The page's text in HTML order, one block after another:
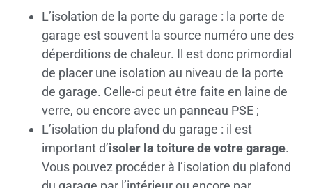
L’isolation de la porte du garage : la porte de
garage est souvent la source numéro une des
déperditions de chaleur. Il est donc primordial
de placer une isolation au niveau de la porte
de garage. Celle-ci peut être faite en laine de
verre, ou encore avec un panneau PSE ;
L’isolation du plafond du garage : il est
important d’isoler la toiture de votre garage.
Vous pouvez procéder à l’isolation du plafond